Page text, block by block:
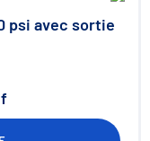
psi avec sortie